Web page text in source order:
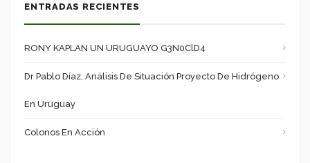
ENTRADAS RECIENTES
RONY KAPLAN UN URUGUAYO G3N0ClD4
Dr Pablo Díaz, Análisis De Situación Proyecto De Hidrógeno
En Uruguay
Colonos En Acción